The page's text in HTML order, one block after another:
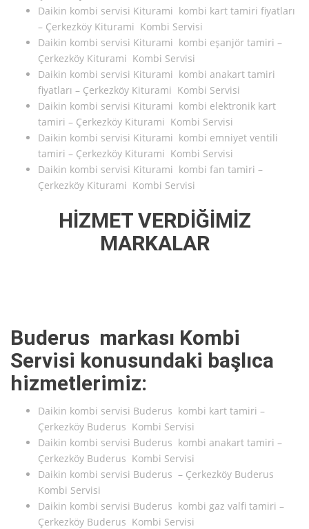
Daikin kombi servisi Kiturami kombi kart tamiri fiyatları
– Çerkezköy Kiturami Kombi Servisi
Daikin kombi servisi Kiturami kombi eşanjör tamiri –
Çerkezköy Kiturami Kombi Servisi
Daikin kombi servisi Kiturami kombi anakart tamiri
fiyatları – Çerkezköy Kiturami Kombi Servisi
Daikin kombi servisi Kiturami kombi elektronik kart
tamiri – Çerkezköy Kiturami Kombi Servisi
Daikin kombi servisi Kiturami kombi emniyet ventili
tamiri – Çerkezköy Kiturami Kombi Servisi
Daikin kombi servisi Kiturami kombi fan tamiri –
Çerkezköy Kiturami Kombi Servisi
HİZMET VERDİĞİMİZ
MARKALAR
Buderus markası Kombi
Servisi konusundaki başlıca
hizmetlerimiz:
Daikin kombi servisi Buderus kombi kart tamiri –
Çerkezköy Buderus Kombi Servisi
Daikin kombi servisi Buderus kombi anakart tamiri –
Çerkezköy Buderus Kombi Servisi
Daikin kombi servisi Buderus – Çerkezköy Buderus
Kombi Servisi
Daikin kombi servisi Buderus kombi gaz valfi tamiri –
Çerkezköy Buderus Kombi Servisi